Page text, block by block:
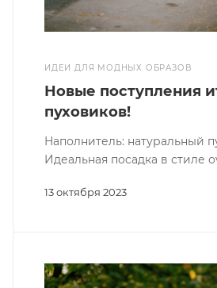
ИДЕИ ДЛЯ МОДНЫХ ОБРАЗОВ
13 октября 2023
Новые поступления
пуховиков!
Наполнитель: натуральный
Идеальная посадка в стиле